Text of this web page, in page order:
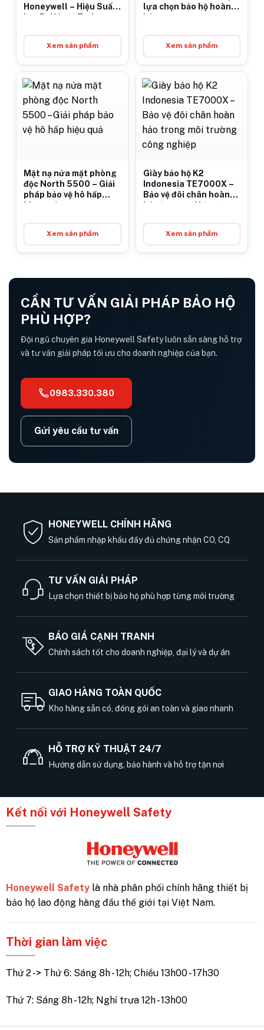
Honeywell – Hiệu Suất
Lọc Bụi Vượt Trội
Xem sản phẩm
lựa chọn bảo hộ hoàn
hảo
Xem sản phẩm
Mặt nạ nửa mặt phòng
độc North 5500 – Giải
pháp bảo vệ hô hấp
hiệu quả
Xem sản phẩm
Giày bảo hộ K2
Indonesia TE7000X –
Bảo vệ đôi chân hoàn
hảo trong môi trường
Xem sản phẩm
CẦN TƯ VẤN GIẢI PHÁP BẢO HỘ
PHÙ HỢP?
Đội ngũ chuyên gia Honeywell Safety luôn sẵn sàng hỗ trợ
và tư vấn giải pháp tối ưu cho doanh nghiệp của bạn.
0983.330.380
Gửi yêu cầu tư vấn
HONEYWELL CHÍNH HÃNG
Sản phẩm nhập khẩu đầy đủ chứng nhận CO, CQ
TƯ VẤN GIẢI PHÁP
Lựa chọn thiết bị bảo hộ phù hợp từng môi trường
BÁO GIÁ CẠNH TRANH
Chính sách tốt cho doanh nghiệp, đại lý và dự án
GIAO HÀNG TOÀN QUỐC
Kho hàng sẵn có, đóng gói an toàn và giao nhanh
HỖ TRỢ KỸ THUẬT 24/7
Hướng dẫn sử dụng, bảo hành và hỗ trợ tận nơi
Kết nối với Honeywell Safety
Honeywell Safety là nhà phân phối chính hãng thiết bị
bảo hộ lao động hàng đầu thế giới tại Việt Nam.
Thời gian làm việc
Thứ 2 -> Thứ 6: Sáng 8h - 12h; Chiều 13h00 - 17h30
Thứ 7: Sáng 8h - 12h; Nghỉ trưa 12h - 13h00